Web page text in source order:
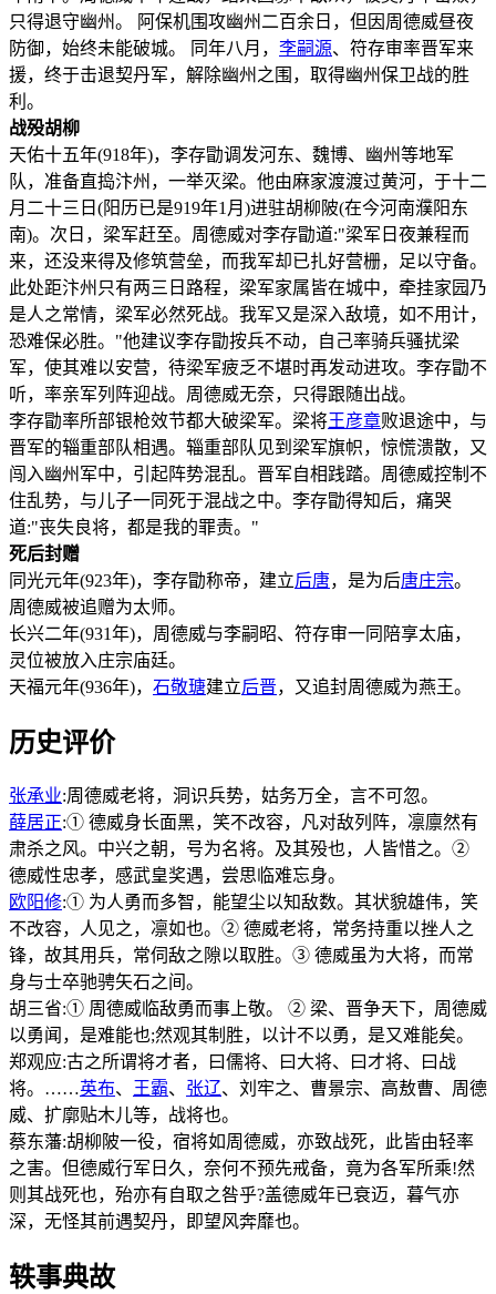
只得退守幽州。 阿保机围攻幽州二百余日，但因周德威昼夜
防御，始终未能破城。 同年八月， 李嗣源、符存审率晋军来
援，终于击退契丹军，解除幽州之围，取得幽州保卫战的胜
利。
战殁胡柳
天佑十五年(918年)，李存勖调发河东、魏博、幽州等地军
队，准备直捣汴州，一举灭梁。他由麻家渡渡过黄河，于十二
月二十三日(阳历已是919年1月)进驻胡柳陂(在今河南濮阳东
南)。次日，梁军赶至。周德威对李存勖道:"梁军日夜兼程而
来，还没来得及修筑营垒，而我军却已扎好营栅，足以守备。
此处距汴州只有两三日路程，梁军家属皆在城中，牵挂家园乃
是人之常情，梁军必然死战。我军又是深入敌境，如不用计，
恐难保必胜。"他建议李存勖按兵不动，自己率骑兵骚扰梁
军，使其难以安营，待梁军疲乏不堪时再发动进攻。李存勖不
听，率亲军列阵迎战。周德威无奈，只得跟随出战。
李存勖率所部银枪效节都大破梁军。梁将王彦章败退途中，与
晋军的辎重部队相遇。辎重部队见到梁军旗帜，惊慌溃散，又
闯入幽州军中，引起阵势混乱。晋军自相践踏。周德威控制不
住乱势，与儿子一同死于混战之中。李存勖得知后，痛哭
道:"丧失良将，都是我的罪责。"
死后封赠
同光元年(923年)，李存勖称帝，建立后唐，是为后唐庄宗。
周德威被追赠为太师。
长兴二年(931年)，周德威与李嗣昭、符存审一同陪享太庙，
灵位被放入庄宗庙廷。
天福元年(936年)， 石敬瑭建立后晋，又追封周德威为燕王。
历史评价
张承业:周德威老将，洞识兵势，姑务万全，言不可忽。
薛居正:① 德威身长面黑，笑不改容，凡对敌列阵，凛廪然有
肃杀之风。中兴之朝，号为名将。及其殁也，人皆惜之。②
德威性忠孝，感武皇奖遇，尝思临难忘身。
欧阳修:① 为人勇而多智，能望尘以知敌数。其状貌雄伟，笑
不改容，人见之，凛如也。② 德威老将，常务持重以挫人之
锋，故其用兵，常伺敌之隙以取胜。③ 德威虽为大将，而常
身与士卒驰骋矢石之间。
胡三省:① 周德威临敌勇而事上敬。 ② 梁、晋争天下，周德威
以勇闻，是难能也;然观其制胜，以计不以勇，是又难能矣。
郑观应:古之所谓将才者，曰儒将、曰大将、曰才将、曰战
将。……英布、 王霸、 张辽、刘牢之、曹景宗、高敖曹、周德
威、扩廓贴木儿等，战将也。
蔡东藩:胡柳陂一役，宿将如周德威，亦致战死，此皆由轻率
之害。但德威行军日久，奈何不预先戒备，竟为各军所乘!然
则其战死也，殆亦有自取之咎乎?盖德威年已衰迈，暮气亦
深，无怪其前遇契丹，即望风奔靡也。
轶事典故